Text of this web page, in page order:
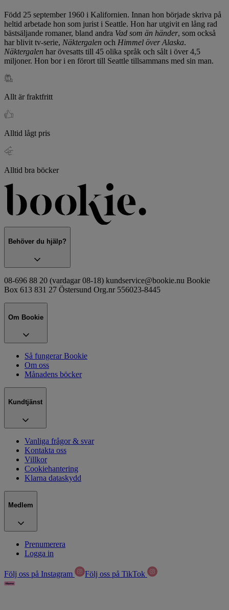
Född 25 september 1960 i Kalifornien. Innan hon började skriva på
heltid arbetade hon som jurist i Seattle. Hon har utgivit en lång rad
bästsäljande romaner, bland andra Vad som än händer, som också
har blivit tv-serie, Näktergalen och Himmel över Alaska.
Näktergalen har övesatts till 45 olika språk och sålt i över 4,5
miljoner. Hon bor i en förort till Seattle tillsammans med sin man.
Allt är fraktfritt
Alltid lågt pris
Alltid bra böcker
Behöver du hjälp?
08-696 88 20 (vardagar 08-18) kundservice@bookie.nu Bookie
Box 613 831 27 Östersund Org.nr 556023-8445
Om Bookie
Så fungerar Bookie
Om oss
Månadens böcker
Kundtjänst
Vanliga frågor & svar
Kontakta oss
Villkor
Cookiehantering
Klarna dataskydd
Medlem
Prenumerera
Logga in
Följ oss på Instagram Följ oss på TikTok